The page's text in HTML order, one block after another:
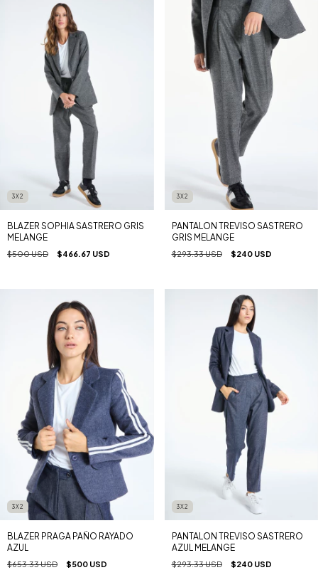
3X2
BLAZER SOPHIA SASTRERO GRIS
MELANGE
$500 USD $466.67 USD
3X2
PANTALON TREVISO SASTRERO
GRIS MELANGE
$293.33 USD $240 USD
3X2
BLAZER PRAGA PAÑO RAYADO
AZUL
$653.33 USD $500 USD
3X2
PANTALON TREVISO SASTRERO
AZUL MELANGE
$293.33 USD $240 USD